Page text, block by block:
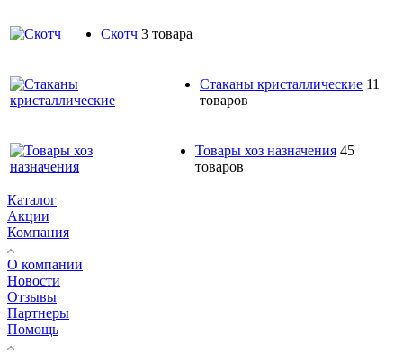
Скотч 3 товара
Стаканы кристаллические 11
товаров
Товары хоз назначения 45
товаров
Каталог
Акции
Компания
О компании
Новости
Отзывы
Партнеры
Помощь